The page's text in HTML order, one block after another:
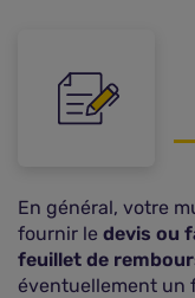
En général, votre
fournir le devis ou
feuillet de
éventuellement un